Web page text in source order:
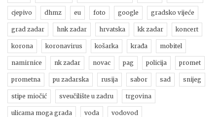
cjepivo dhmz eu foto google gradsko vijeće
grad zadar hnk zadar hrvatska kk zadar koncert
korona koronavirus košarka krađa mobitel
namirnice nk zadar novac pag policija promet
prometna pu zadarska rusija sabor sad snijeg
stipe miočić sveučilište u zadru trgovina
ulicama moga grada voda vodovod